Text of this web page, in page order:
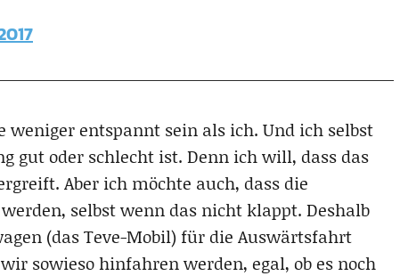
entspannt sein als ich. Und ich selbst
gut oder schlecht ist. Denn ich will, dass das
Aber ich möchte auch, dass die
selbst wenn das nicht klappt. Deshalb
(das Teve-Mobil) für die Auswärtsfahrt
sowieso hinfahren werden, egal, ob es noch